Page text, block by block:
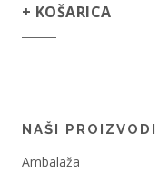
+ KOŠARICA
NAŠI PROIZVODI
Ambalaža